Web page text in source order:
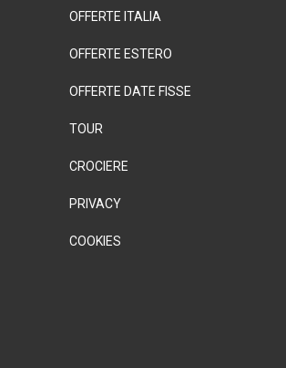
OFFERTE ITALIA
OFFERTE ESTERO
OFFERTE DATE FISSE
TOUR
CROCIERE
PRIVACY
COOKIES